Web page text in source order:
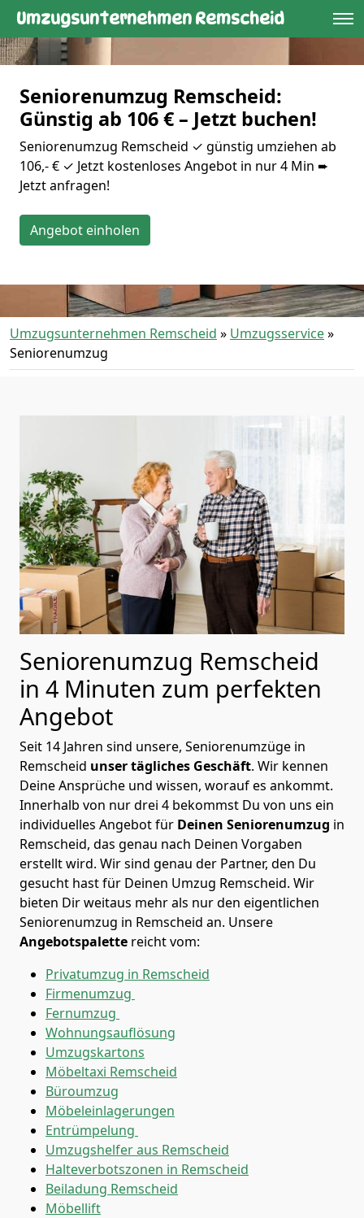
Umzugsunternehmen Remscheid
Seniorenumzug Remscheid:
Günstig ab 106 € – Jetzt buchen!
Seniorenumzug Remscheid ✓ günstig umziehen ab
106,- € ✓ Jetzt kostenloses Angebot in nur 4 Min ➨
Jetzt anfragen!
Angebot einholen
Umzugsunternehmen Remscheid » Umzugsservice»
Seniorenumzug
Seniorenumzug Remscheid
in 4 Minuten zum perfekten
Angebot
Seit 14 Jahren sind unsere, Seniorenumzüge in
Remscheid unser tägliches Geschäft. Wir kennen
Deine Ansprüche und wissen, worauf es ankommt.
Innerhalb von nur drei 4 bekommst Du von uns ein
individuelles Angebot für Deinen Seniorenumzug in
Remscheid, das genau nach Deinen Vorgaben
erstellt wird. Wir sind genau der Partner, den Du
gesucht hast für Deinen Umzug Remscheid. Wir
bieten Dir weitaus mehr als nur den eigentlichen
Seniorenumzug in Remscheid an. Unsere
Angebotspalette reicht vom:
Privatumzug in Remscheid
Firmenumzug
Fernumzug
Wohnungsauflösung
Umzugskartons
Möbeltaxi Remscheid
Büroumzug
Möbeleinlagerungen
Entrümpelung
Umzugshelfer aus Remscheid
Halteverbotszonen in Remscheid
Beiladung Remscheid
Möbellift